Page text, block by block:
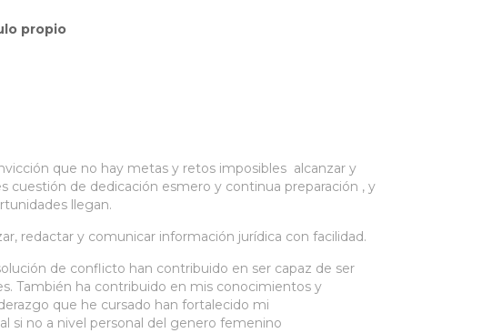
propio
que no hay metas y retos imposibles alcanzar y
cuestión de dedicación esmero y continua preparación , y
llegan.
redactar y comunicar información jurídica con facilidad.
de conflicto han contribuido en ser capaz de ser
También ha contribuido en mis conocimientos y
que he cursado han fortalecido mi
si no a nivel personal del genero femenino